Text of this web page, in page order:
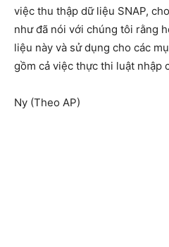
việc thu thập dữ liệu SNAP,
như đã nói với chúng tôi rằng
liệu này và sử dụng cho các
gồm cả việc thực thi luật nhập
Ny (Theo AP)